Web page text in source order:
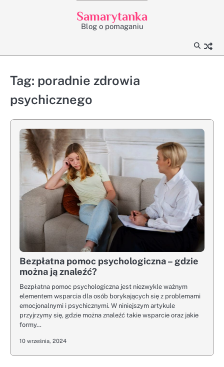
Samarytanka
Blog o pomaganiu
Tag: poradnie zdrowia
psychicznego
Bezpłatna pomoc psychologiczna – gdzie
można ją znaleźć?
Bezpłatna pomoc psychologiczna jest niezwykle ważnym
elementem wsparcia dla osób borykających się z problemami
emocjonalnymi i psychicznymi. W niniejszym artykule
przyjrzymy się, gdzie można znaleźć takie wsparcie oraz jakie
formy…
10 września, 2024